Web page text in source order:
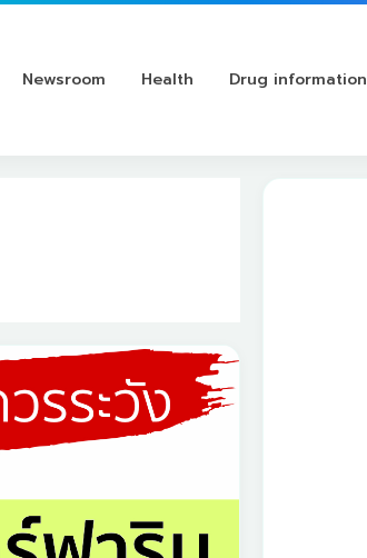
Newsroom Health Drug information